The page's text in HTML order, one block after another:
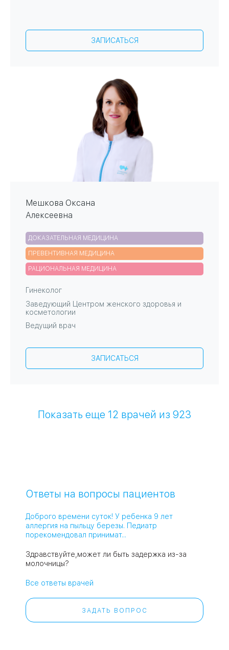
ЗАПИСАТЬСЯ
Мешкова Оксана
Алексеевна
ДОКАЗАТЕЛЬНАЯ МЕДИЦИНА
ПРЕВЕНТИВНАЯ МЕДИЦИНА
РАЦИОНАЛЬНАЯ МЕДИЦИНА
Гинеколог
Заведующий Центром женского здоровья и
косметологии
Ведущий врач
Поликлиника №14
Центр женского здоровья и косметологии
ЗАПИСАТЬСЯ
Показать еще 12 врачей из 923
Ответы на вопросы пациентов
Доброго времени суток! У ребенка 9 лет
аллергия на пыльцу березы. Педиатр
порекомендовал принимат...
Здравствуйте,может ли быть задержка из-за
молочницы?
Все ответы врачей
ЗАДАТЬ ВОПРОС